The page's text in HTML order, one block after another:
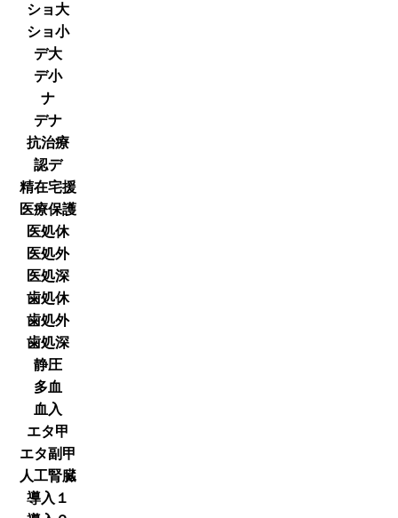
ショ大
ショ小
デ大
デ小
ナ
デナ
抗治療
認デ
精在宅援
医療保護
医処休
医処外
医処深
歯処休
歯処外
歯処深
静圧
多血
血入
エタ甲
エタ副甲
人工腎臓
導入１